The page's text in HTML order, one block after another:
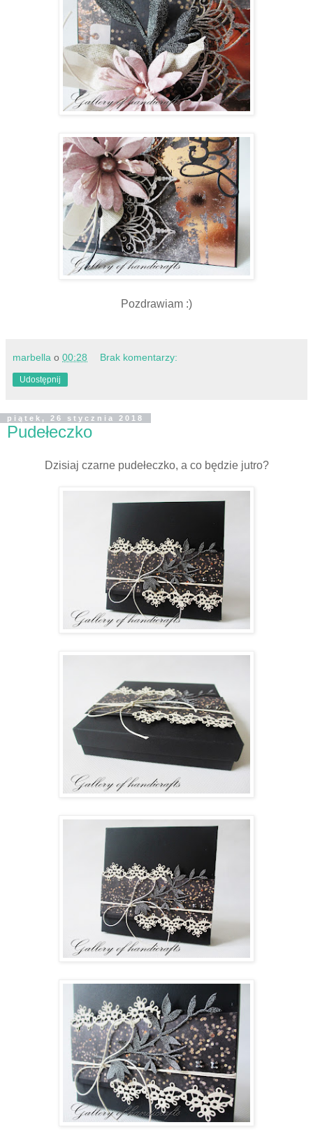
Pozdrawiam :)
marbella o 00:28 Brak komentarzy:
Udostępnij
piątek, 26 stycznia 2018
Pudełeczko
Dzisiaj czarne pudełeczko, a co będzie jutro?